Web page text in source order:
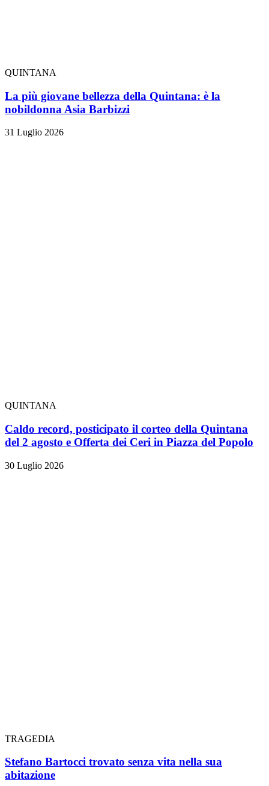
QUINTANA
La più giovane bellezza della Quintana: è la
nobildonna Asia Barbizzi
31 Luglio 2026
QUINTANA
Caldo record, posticipato il corteo della Quintana
del 2 agosto e Offerta dei Ceri in Piazza del Popolo
30 Luglio 2026
TRAGEDIA
Stefano Bartocci trovato senza vita nella sua
abitazione